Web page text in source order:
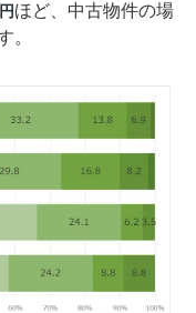
ほど、中古物件の場
。